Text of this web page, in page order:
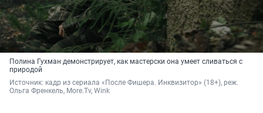
Полина Гухман демонстрирует, как мастерски она умеет сливаться с
природой
Источник: кадр из сериала «После Фишера. Инквизитор» (18+), реж.
Ольга Френкель, More.Tv, Wink